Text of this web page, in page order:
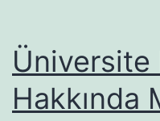
Üniversite
Hakkında